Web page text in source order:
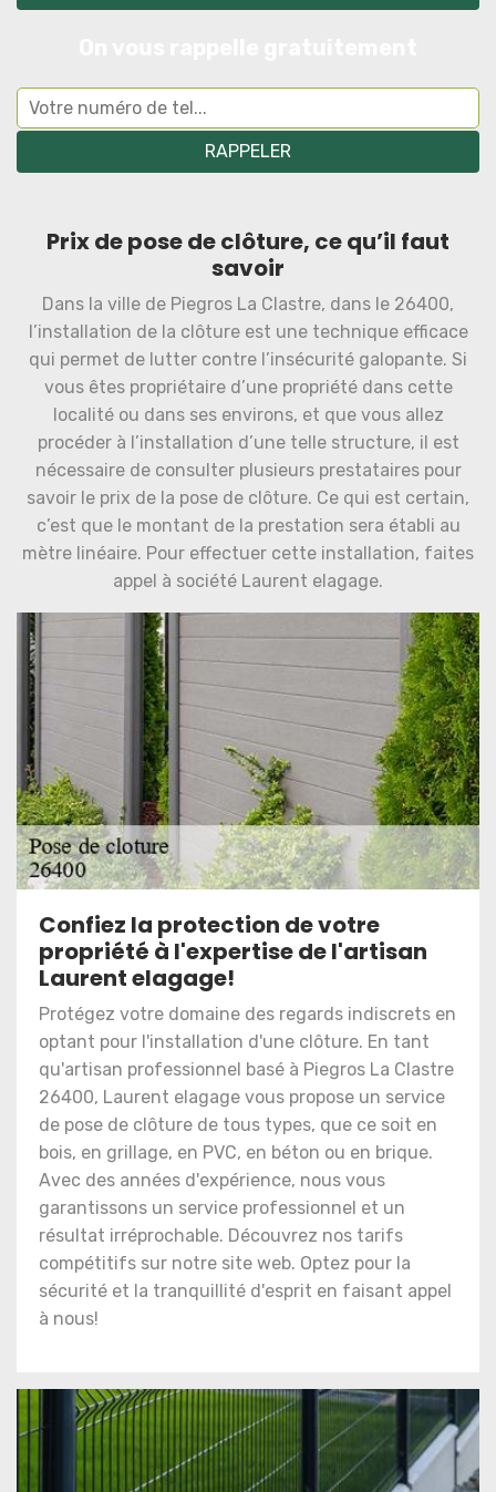
Prix de pose de clôture, ce qu’il faut
savoir
Dans la ville de Piegros La Clastre, dans le 26400,
l’installation de la clôture est une technique efficace
qui permet de lutter contre l’insécurité galopante. Si
vous êtes propriétaire d’une propriété dans cette
localité ou dans ses environs, et que vous allez
procéder à l’installation d’une telle structure, il est
nécessaire de consulter plusieurs prestataires pour
savoir le prix de la pose de clôture. Ce qui est certain,
c’est que le montant de la prestation sera établi au
mètre linéaire. Pour effectuer cette installation, faites
appel à société Laurent elagage.
Confiez la protection de votre
propriété à l'expertise de l'artisan
Laurent elagage!
Protégez votre domaine des regards indiscrets en
optant pour l'installation d'une clôture. En tant
qu'artisan professionnel basé à Piegros La Clastre
26400, Laurent elagage vous propose un service
de pose de clôture de tous types, que ce soit en
bois, en grillage, en PVC, en béton ou en brique.
Avec des années d'expérience, nous vous
garantissons un service professionnel et un
résultat irréprochable. Découvrez nos tarifs
compétitifs sur notre site web. Optez pour la
sécurité et la tranquillité d'esprit en faisant appel
à nous!